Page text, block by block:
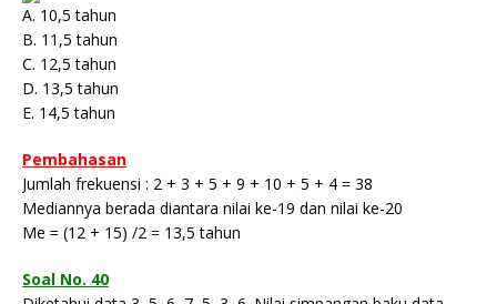
A. 10,5 tahun
B. 11,5 tahun
C. 12,5 tahun
D. 13,5 tahun
E. 14,5 tahun
Pembahasan
Jumlah frekuensi : 2 + 3 + 5 + 9 + 10 + 5 + 4 = 38
Mediannya berada diantara nilai ke-19 dan nilai ke-20
Me = (12 + 15) /2 = 13,5 tahun
Soal No. 40